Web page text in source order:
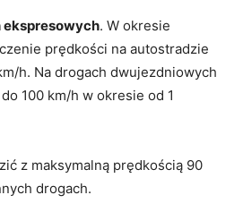
ekspresowych. W okresie
prędkości na autostradzie
h. Na drogach dwujezdniowych
100 km/h w okresie od 1
z maksymalną prędkością 90
drogach.